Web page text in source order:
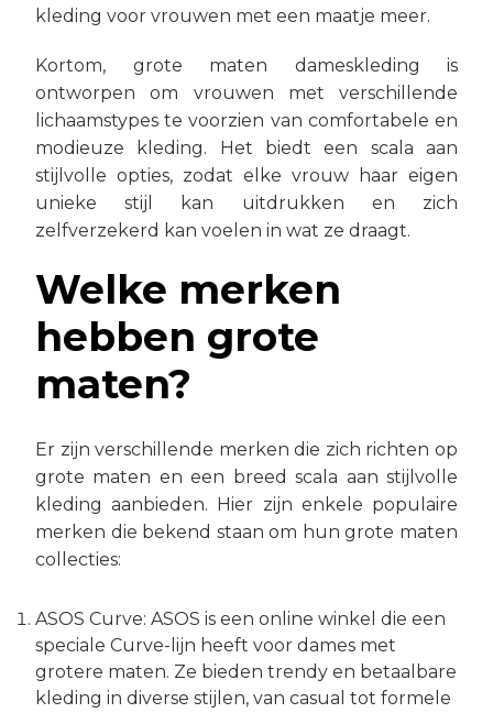
kleding voor vrouwen met een maatje meer.
Kortom, grote maten dameskleding is
ontworpen om vrouwen met verschillende
lichaamstypes te voorzien van comfortabele en
modieuze kleding. Het biedt een scala aan
stijlvolle opties, zodat elke vrouw haar eigen
unieke stijl kan uitdrukken en zich
zelfverzekerd kan voelen in wat ze draagt.
Welke merken
hebben grote
maten?
Er zijn verschillende merken die zich richten op
grote maten en een breed scala aan stijlvolle
kleding aanbieden. Hier zijn enkele populaire
merken die bekend staan om hun grote maten
collecties:
ASOS Curve: ASOS is een online winkel die een
speciale Curve-lijn heeft voor dames met
grotere maten. Ze bieden trendy en betaalbare
kleding in diverse stijlen, van casual tot formele